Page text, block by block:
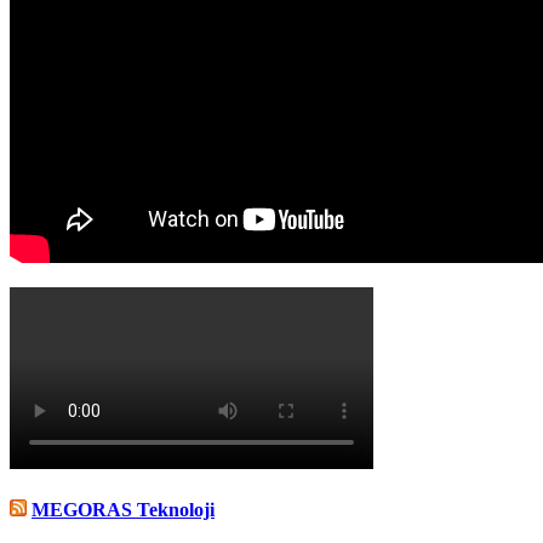
MEGORAS Teknoloji